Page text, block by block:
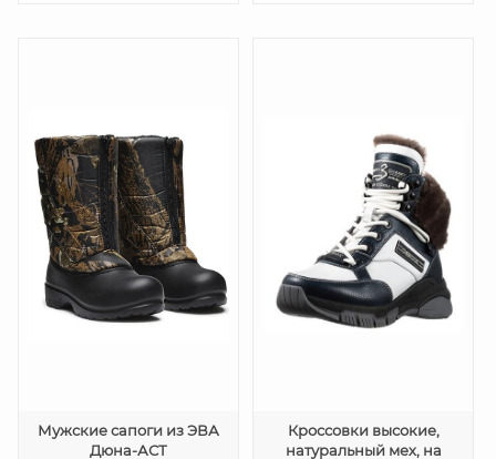
Мужские сапоги из ЭВА
Дюна-АСТ
Кроссовки высокие,
натуральный мех, на